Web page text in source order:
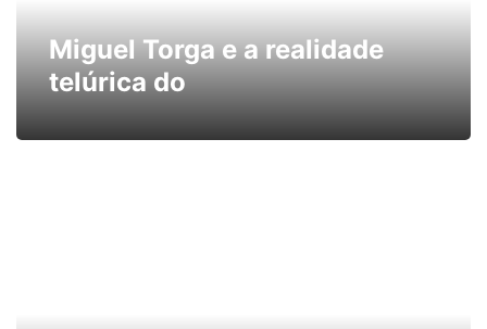
Miguel Torga e a realidade
telúrica do